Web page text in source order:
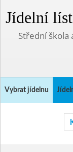
Jídelní
Střední škola
Vybrat jídelnu